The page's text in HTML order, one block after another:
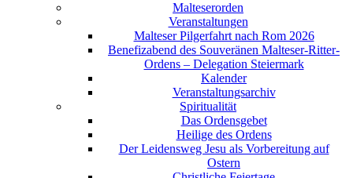
Malteserorden
Veranstaltungen
Malteser Pilgerfahrt nach Rom 2026
Benefizabend des Souveränen Malteser-Ritter-
Ordens – Delegation Steiermark
Kalender
Veranstaltungsarchiv
Spiritualität
Das Ordensgebet
Heilige des Ordens
Der Leidensweg Jesu als Vorbereitung auf
Ostern